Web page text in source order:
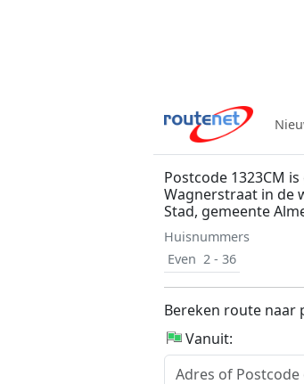
Postcode 1323CM
Wagnerstraat in de
Stad, gemeente
Huisnummers
Even 2 - 36
Bereken route naar
Vanuit: